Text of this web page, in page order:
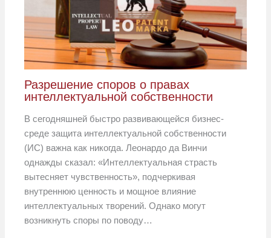
Разрешение споров о правах
интеллектуальной собственности
В сегодняшней быстро развивающейся бизнес-
среде защита интеллектуальной собственности
(ИС) важна как никогда. Леонардо да Винчи
однажды сказал: «Интеллектуальная страсть
вытесняет чувственность», подчеркивая
внутреннюю ценность и мощное влияние
интеллектуальных творений. Однако могут
возникнуть споры по поводу…